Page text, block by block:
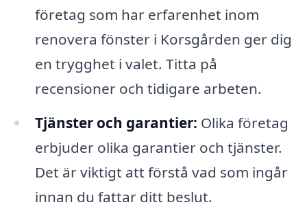
företag som har erfarenhet inom
renovera fönster i Korsgården ger dig
en trygghet i valet. Titta på
recensioner och tidigare arbeten.
Tjänster och garantier: Olika företag
erbjuder olika garantier och tjänster.
Det är viktigt att förstå vad som ingår
innan du fattar ditt beslut.